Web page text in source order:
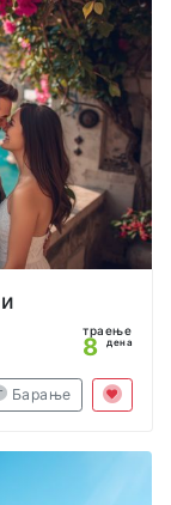
траење
8 дена
Барање